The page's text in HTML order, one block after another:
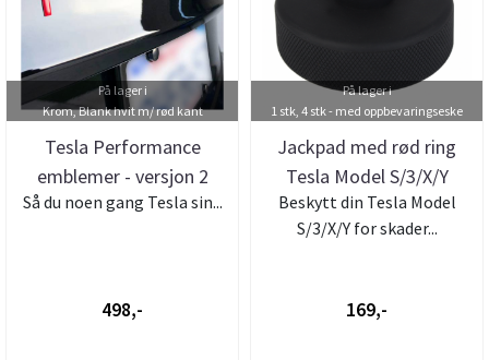
På lager i
Krom, Blank hvit m/ rød kant
Tesla Performance
emblemer - versjon 2
Så du noen gang Tesla sin...
498,-
På lager i
1 stk, 4 stk - med oppbevaringseske
Jackpad med rød ring
Tesla Model S/3/X/Y
Beskytt din Tesla Model
S/3/X/Y for skader...
169,-